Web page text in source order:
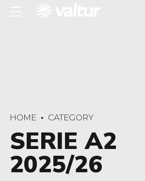
HOME CATEGORY
SERIE A2
2025/26